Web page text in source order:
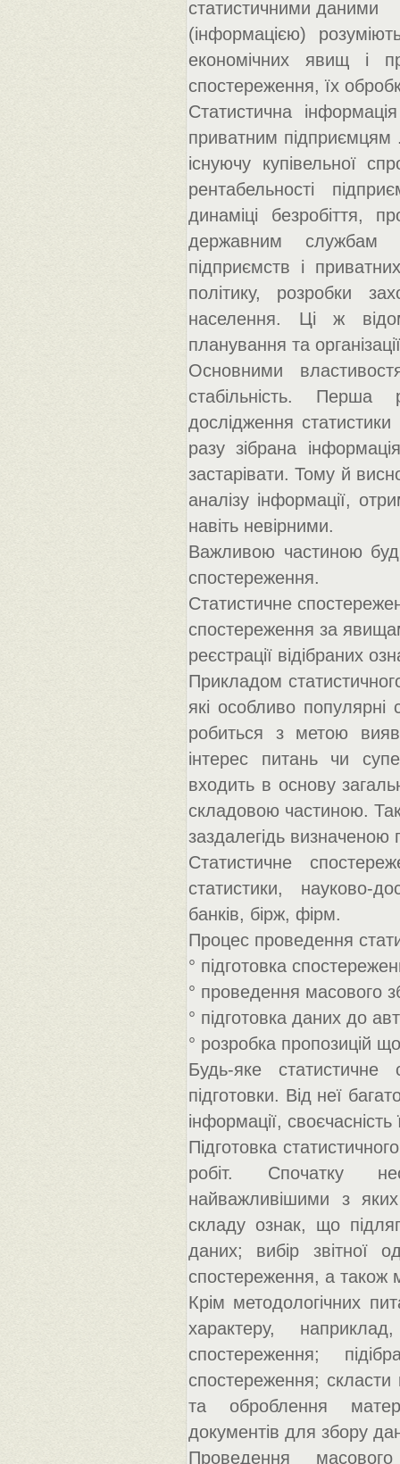
статистичними даними
(інформацією)
економічних явищ і
спостереження, їх
Статистична
приватним підприємцям
існуючу купівельної
рентабельності
динаміці безробіття,
державним службам
підприємств і
політику, розробки
населення. Ці ж
планування та
Основними
стабільність.
дослідження
разу зібрана
застарівати. Тому й
аналізу інформації,
навіть невірними.
Важливою частиною
спостереження.
Статистичне
спостереження за
реєстрації відібраних
Прикладом
які особливо
робиться з метою
інтерес питань чи
входить в основу
складовою частиною.
заздалегідь
Статистичне
статистики, науково-
банків, бірж, фірм.
Процес проведення
° підготовка
° проведення масового
° підготовка даних до
° розробка пропозицій
Будь-яке статистичне
підготовки. Від неї
інформації,
Підготовка
робіт. Спочатку
найважливішими з
складу ознак, що
даних; вибір звітної
спостереження, а також
Крім методологічних
характеру,
спостереження;
спостереження;
та оброблення
документів для збору
Проведення